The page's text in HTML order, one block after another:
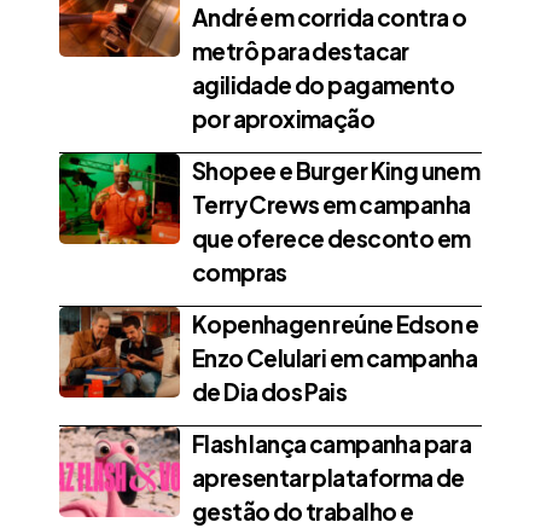
André em corrida contra o
metrô para destacar
agilidade do pagamento
por aproximação
Shopee e Burger King unem
Terry Crews em campanha
que oferece desconto em
compras
Kopenhagen reúne Edson e
Enzo Celulari em campanha
de Dia dos Pais
Flash lança campanha para
apresentar plataforma de
gestão do trabalho e